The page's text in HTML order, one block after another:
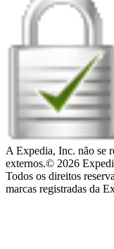
A Expedia, Inc. não se
externos.© 2026
Todos os direitos
marcas registradas da